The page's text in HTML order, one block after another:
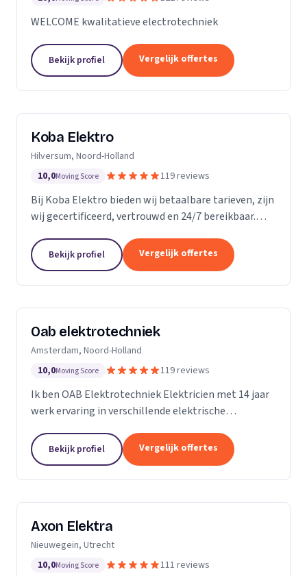
WELCOME kwalitatieve electrotechniek
Bekijk profiel Vergelijk offertes
Koba Elektro
Hilversum, Noord-Holland
10,0Moving Score 119 reviews
Bij Koba Elektro bieden wij betaalbare tarieven, zijn
wij gecertificeerd, vertrouwd en 24/7 bereikbaar.
problemen snel worden opgelost.
Bekijk profiel Vergelijk offertes
Oab elektrotechniek
Amsterdam, Noord-Holland
10,0Moving Score 119 reviews
Ik ben OAB Elektrotechniek Elektricien met 14 jaar
werk ervaring in verschillende elektrische
groepenkasten noem het maar op bijna alles
Bekijk profiel Vergelijk offertes
Axon Elektra
Nieuwegein, Utrecht
10,0Moving Score 111 reviews